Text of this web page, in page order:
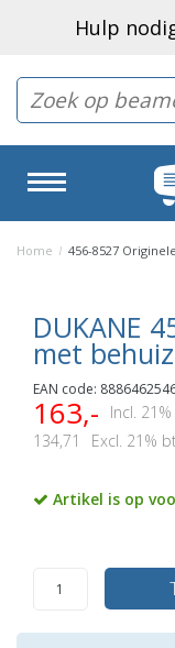
Hulp
Home / 456-8527
DUKANE
met
EAN code:
163,-
Incl.
134,71
Excl. 21%
Artikel is op